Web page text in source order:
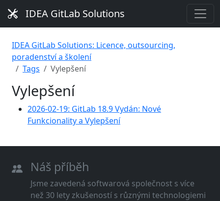
IDEA GitLab Solutions
IDEA GitLab Solutions: Licence, outsourcing,
poradenství a školení
Tags
Vylepšení
Vylepšení
2026-02-19: GitLab 18.9 Vydán: Nové
Funkcionality a Vylepšení
Náš příběh
Jsme zavedená softwarová společnost s více
než 30 lety zkušeností s různými technologiemi